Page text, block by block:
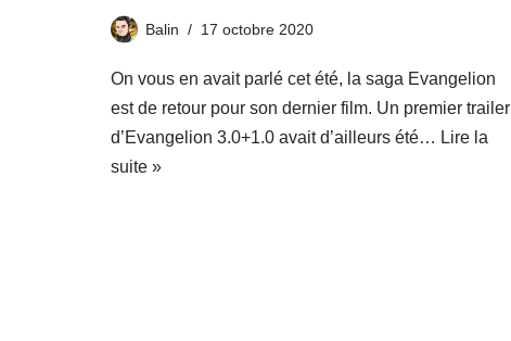
Balin 17 octobre 2020
On vous en avait parlé cet été, la saga Evangelion
est de retour pour son dernier film. Un premier trailer
d’Evangelion 3.0+1.0 avait d’ailleurs été… Lire la
suite »